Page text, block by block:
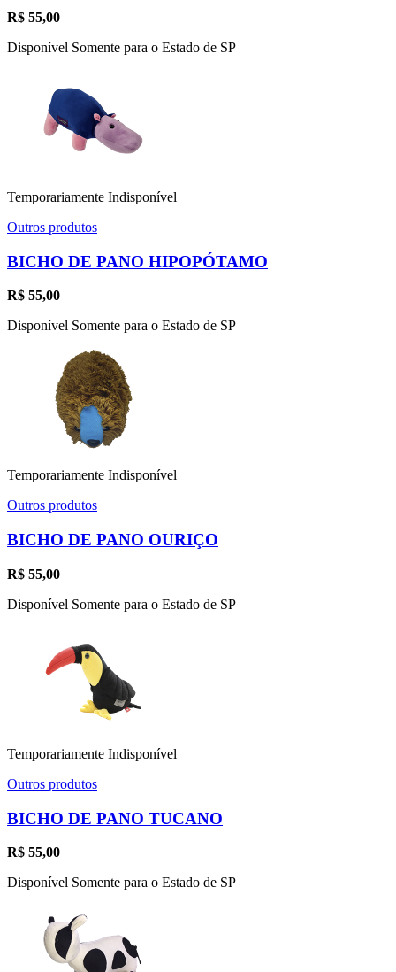
R$ 55,00
Disponível Somente para o Estado de SP
Temporariamente Indisponível
Outros produtos
BICHO DE PANO HIPOPÓTAMO
R$ 55,00
Disponível Somente para o Estado de SP
Temporariamente Indisponível
Outros produtos
BICHO DE PANO OURIÇO
R$ 55,00
Disponível Somente para o Estado de SP
Temporariamente Indisponível
Outros produtos
BICHO DE PANO TUCANO
R$ 55,00
Disponível Somente para o Estado de SP